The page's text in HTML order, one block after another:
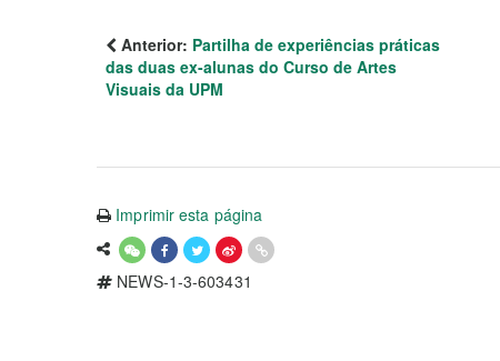
Anterior: Partilha de experiências práticas
das duas ex-alunas do Curso de Artes
Visuais da UPM
Imprimir esta página
NEWS-1-3-603431